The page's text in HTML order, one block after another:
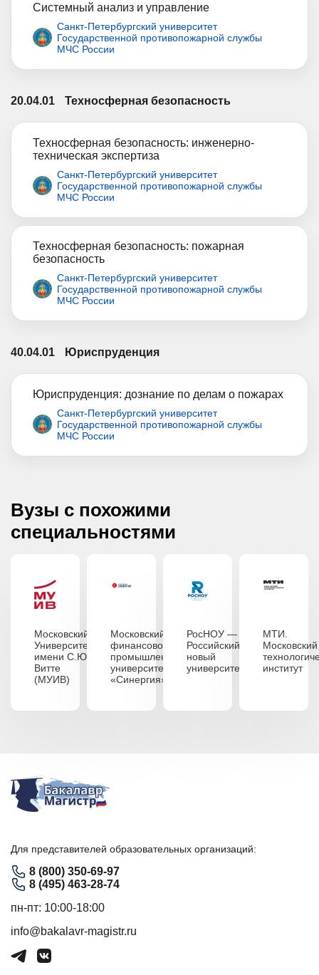
Системный анализ и управление
Санкт-Петербургский университет
Государственной противопожарной службы
МЧС России
20.04.01 Техносферная безопасность
Техносферная безопасность: инженерно-
техническая экспертиза
Санкт-Петербургский университет
Государственной противопожарной службы
МЧС России
Техносферная безопасность: пожарная
безопасность
Санкт-Петербургский университет
Государственной противопожарной службы
МЧС России
40.04.01 Юриспруденция
Юриспруденция: дознание по делам о пожарах
Санкт-Петербургский университет
Государственной противопожарной службы
МЧС России
Вузы с похожими
специальностями
Московский
Университет
имени С.Ю.
Витте
(МУИВ)
Московский
финансово-
промышленный
университет
«Синергия»
РосНОУ —
Российский
новый
университет
МТИ.
Московский
институт
Для представителей образовательных организаций:
8 (800) 350-69-97
8 (495) 463-28-74
пн-пт: 10:00-18:00
info@bakalavr-magistr.ru